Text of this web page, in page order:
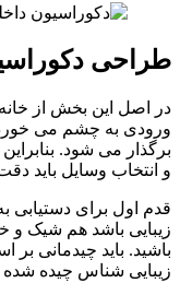
طراحی
در اصل این بخش از
ورودی به چشم می خورد.
برگذار می شود.
و انتخاب وسایل باید
قدم اول برای دستیابی
زیبایی باشد هم شیک و
باشید. باید چیدمانی
زیبایی شناس چیده شده